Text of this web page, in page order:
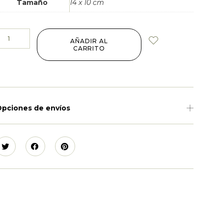
Tamaño 14 x 10 cm
AÑADIR AL
CARRITO
de envíos